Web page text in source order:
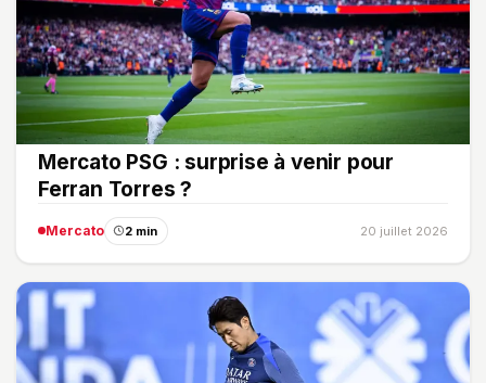
Mercato PSG : surprise à venir pour
Ferran Torres ?
Mercato 2 min 20 juillet 2026